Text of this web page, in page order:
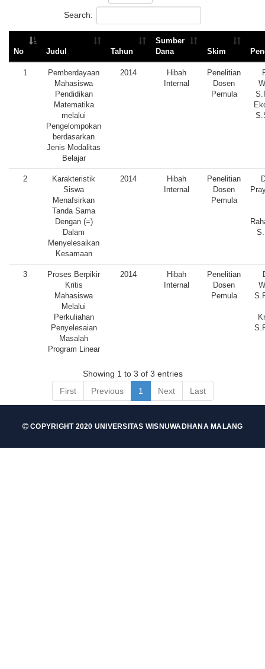
Search:
No Judul Tahun
Sumber
Dana
Skim
1
Pemberdayaan
Mahasiswa
Pendidikan
Matematika
melalui
Pengelompokan
berdasarkan
Jenis Modalitas
Belajar
2014
Hibah
Internal
Penelitian
Dosen
Pemula
2
Karakteristik
Siswa
Menafsirkan
Tanda Sama
Dengan (=)
Dalam
Menyelesaikan
Kesamaan
2014
Hibah
Internal
Penelitian
Dosen
Pemula
3
Proses Berpikir
Kritis
Mahasiswa
Melalui
Perkuliahan
Penyelesaian
Masalah
Program Linear
2014
Hibah
Internal
Penelitian
Dosen
Pemula
Showing 1 to 3 of 3 entries
First
Previous 1 Next Last
COPYRIGHT 2020 UNIVERSITAS WISNUWADHANA MALANG